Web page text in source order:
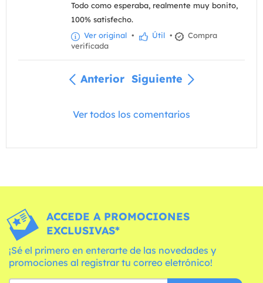
Todo como esperaba, realmente muy bonito,
100% satisfecho.
Ver original • Útil •
Compra
verificada
Anterior Siguiente
Ver todos los comentarios
ACCEDE A PROMOCIONES
EXCLUSIVAS*
¡Sé el primero en enterarte de las novedades y
promociones al registrar tu correo eletrónico!